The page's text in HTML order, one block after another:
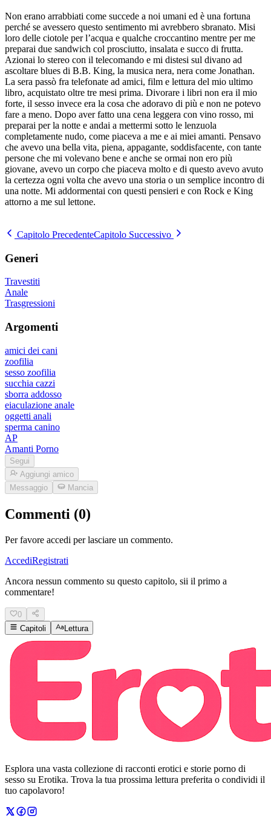
Non erano arrabbiati come succede a noi umani ed è una fortuna
perché se avessero questo sentimento mi avrebbero sbranato. Misi
loro delle ciotole per l’acqua e qualche croccantino mentre per me
preparai due sandwich col prosciutto, insalata e succo di frutta.
Azionai lo stereo con il telecomando e mi distesi sul divano ad
ascoltare blues di B.B. King, la musica nera, nera come Jonathan.
La sera passò fra telefonate ad amici, film e lettura del mio ultimo
libro, acquistato oltre tre mesi prima. Divorare i libri non era il mio
forte, il sesso invece era la cosa che adoravo di più e non ne potevo
fare a meno. Dopo aver fatto una cena leggera con vino rosso, mi
preparai per la notte e andai a mettermi sotto le lenzuola
completamente nudo, come piaceva a me e ai miei amanti. Pensavo
che avevo una bella vita, piena, appagante, soddisfacente, con tante
persone che mi volevano bene e anche se ormai non ero più
giovane, avevo un corpo che piaceva molto e di questo avevo avuto
la certezza ogni volta che avevo una storia o un semplice incontro di
una notte. Mi addormentai con questi pensieri e con Rock e King
attorno a me sul lettone.
Capitolo PrecedenteCapitolo Successivo
Generi
Travestiti
Anale
Trasgressioni
Argomenti
amici dei cani
zoofilia
sesso zoofilia
succhia cazzi
sborra addosso
eiaculazione anale
oggetti anali
sperma canino
AP
Amanti Porno
Segui
Aggiungi amico
Messaggio
Mancia
Commenti (0)
Per favore accedi per lasciare un commento.
AccediRegistrati
Ancora nessun commento su questo capitolo, sii il primo a
commentare!
0
Capitoli
Lettura
Esplora una vasta collezione di racconti erotici e storie porno di
sesso su Erotika. Trova la tua prossima lettura preferita o condividi il
tuo capolavoro!